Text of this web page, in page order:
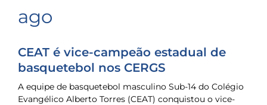
ago
CEAT é vice-campeão estadual de
basquetebol nos CERGS
A equipe de basquetebol masculino Sub-14 do Colégio
Evangélico Alberto Torres (CEAT) conquistou o vice-